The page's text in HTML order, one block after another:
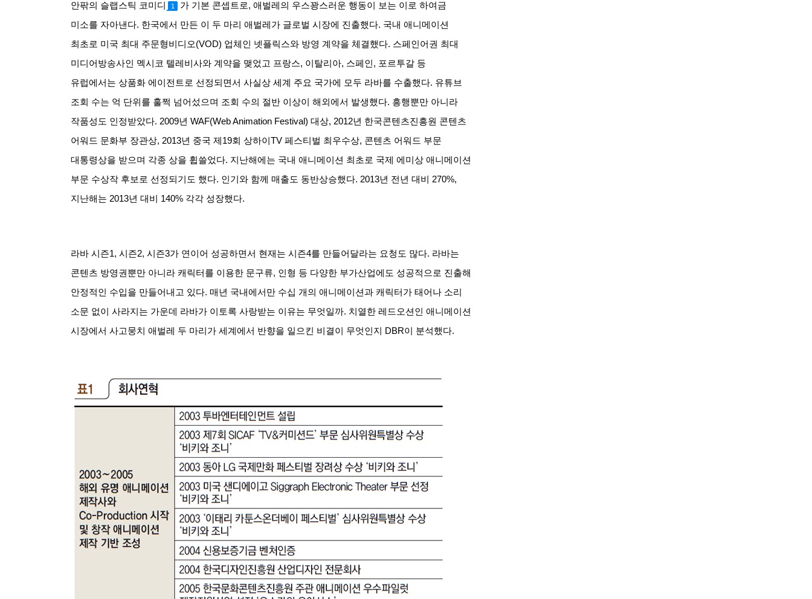
안팎의 슬랩스틱 코미디
1 가 기본 콘셉트로, 애벌레의 우스꽝스러운 행동이 보는 이로 하여금
미소를 자아낸다. 한국에서 만든 이 두 마리 애벌레가 글로벌 시장에 진출했다. 국내 애니메이션
최초로 미국 최대 주문형비디오(VOD) 업체인 넷플릭스와 방영 계약을 체결했다. 스페인어권 최대
미디어방송사인 멕시코 텔레비사와 계약을 맺었고 프랑스, 이탈리아, 스페인, 포르투갈 등
유럽에서는 상품화 에이전트로 선정되면서 사실상 세계 주요 국가에 모두 라바를 수출했다. 유튜브
조회 수는 억 단위를 훌쩍 넘어섰으며 조회 수의 절반 이상이 해외에서 발생했다. 흥행뿐만 아니라
작품성도 인정받았다. 2009년 WAF(Web Animation Festival) 대상, 2012년 한국콘텐츠진흥원 콘텐츠
어워드 문화부 장관상, 2013년 중국 제 19회 상하이 TV 페스티벌 최우수상, 콘텐츠 어워드 부문
대통령상을 받으며 각종 상을 휩쓸었다. 지난해에는 국내 애니메이션 최초로 국제 에미상 애니메이션
부문 수상작 후보로 선정되기도 했다. 인기와 함께 매출도 동반상승했다. 2013년 전년 대비
270%,
지난해는 2013년 대비 140% 각각 성장했다.
라바 시즌1, 시즌2, 시즌3가 연이어 성공하면서 현재는 시즌4를 만들어달라는 요청도 많다. 라바는
콘텐츠 방영권뿐만 아니라 캐릭터를 이용한 문구류, 인형 등 다양한 부가산업에도 성공적으로 진출해
안정적인 수입을 만들어내고 있다. 매년 국내에서만 수십 개의 애니메이션과 캐릭터가 태어나 소리
소문 없이 사라지는 가운데 라바가 이토록 사랑받는 이유는 무엇일까. 치열한 레드오션인 애니메이션
시장에서 사고뭉치 애벌레 두 마리가 세계에서 반향을 일으킨 비결이 무엇인지
DBR이 분석했다.